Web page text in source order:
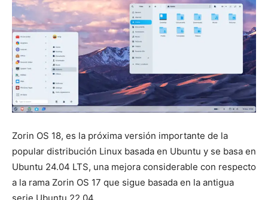
Zorin OS 18, es la próxima versión importante de la
popular distribución Linux basada en Ubuntu y se basa en
Ubuntu 24.04 LTS, una mejora considerable con respecto
a la rama Zorin OS 17 que sigue basada en la antigua